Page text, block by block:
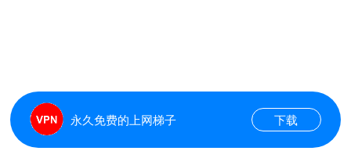
永久免费的上网梯子 下载